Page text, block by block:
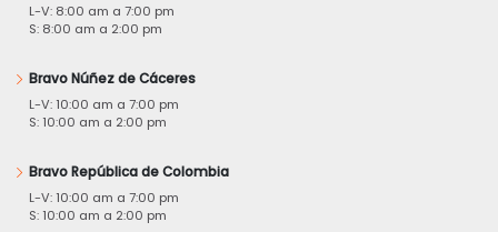
L-V: 8:00 am a 7:00 pm
S: 8:00 am a 2:00 pm
Bravo Núñez de Cáceres
L-V: 10:00 am a 7:00 pm
S: 10:00 am a 2:00 pm
Bravo República de Colombia
L-V: 10:00 am a 7:00 pm
S: 10:00 am a 2:00 pm